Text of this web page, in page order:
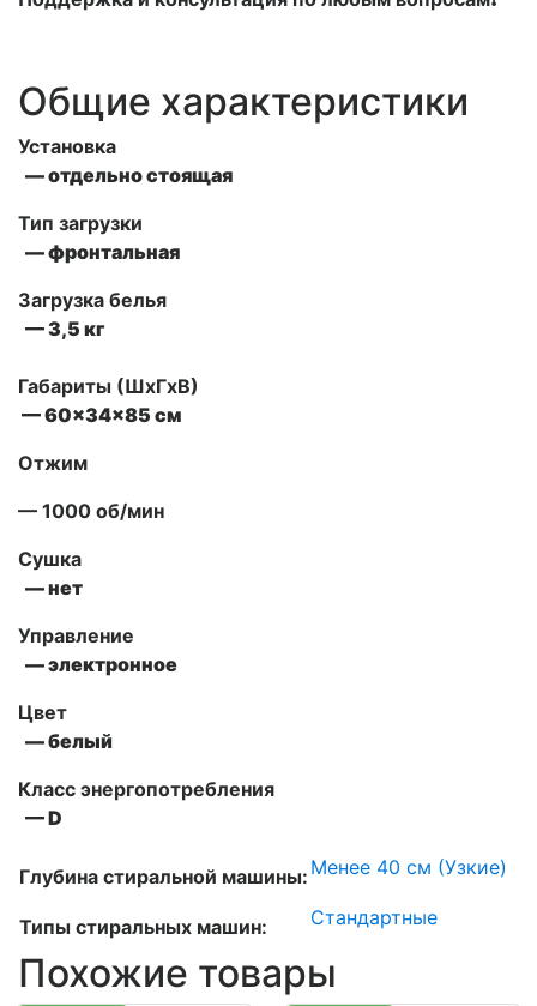
Общие характеристики
Установка
— отдельно стоящая
Тип загрузки
— фронтальная
Загрузка белья
— 3,5 кг
Габариты (ШxГxВ)
— 60x34x85 см
Отжим
— 1000 об/мин
Сушка
— нет
Управление
— электронное
Цвет
— белый
Класс энергопотребления
— D
Глубина стиральной машины: Менее 40 см (Узкие)
Типы стиральных машин: Стандартные
Похожие товары